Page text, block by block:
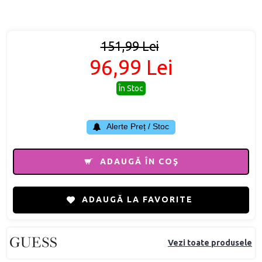
Vezi toate produsele
151,99 Lei
96,99 Lei
În Stoc
Alerte Preț / Stoc
ADAUGĂ ÎN COŞ
ADAUGĂ LA FAVORITE